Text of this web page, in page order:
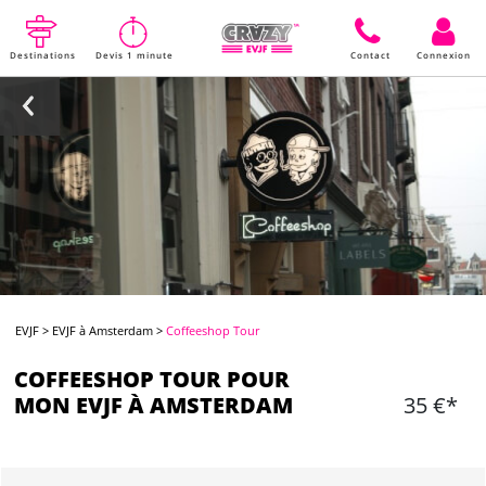
Destinations Devis 1 minute Contact Connexion
EVJF > EVJF à Amsterdam >Coffeeshop Tour
COFFEESHOP TOUR POUR
MON EVJF À AMSTERDAM
35 €*